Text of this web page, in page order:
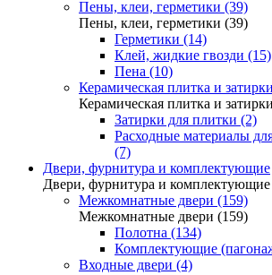
Пены, клеи, герметики (39)
Пены, клеи, герметики (39)
Герметики (14)
Клей, жидкие гвозди (15)
Пена (10)
Керамическая плитка и
Керамическая плитка и
Затирки для плитки (2)
Расходные материалы
(7)
Двери, фурнитура и комплектующие
Двери, фурнитура и комплектующие
Межкомнатные двери (159)
Межкомнатные двери (159)
Полотна (134)
Комплектующие
Входные двери (4)